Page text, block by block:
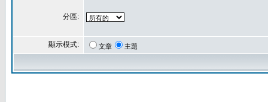
分區:
顯示模式: 文章 主題